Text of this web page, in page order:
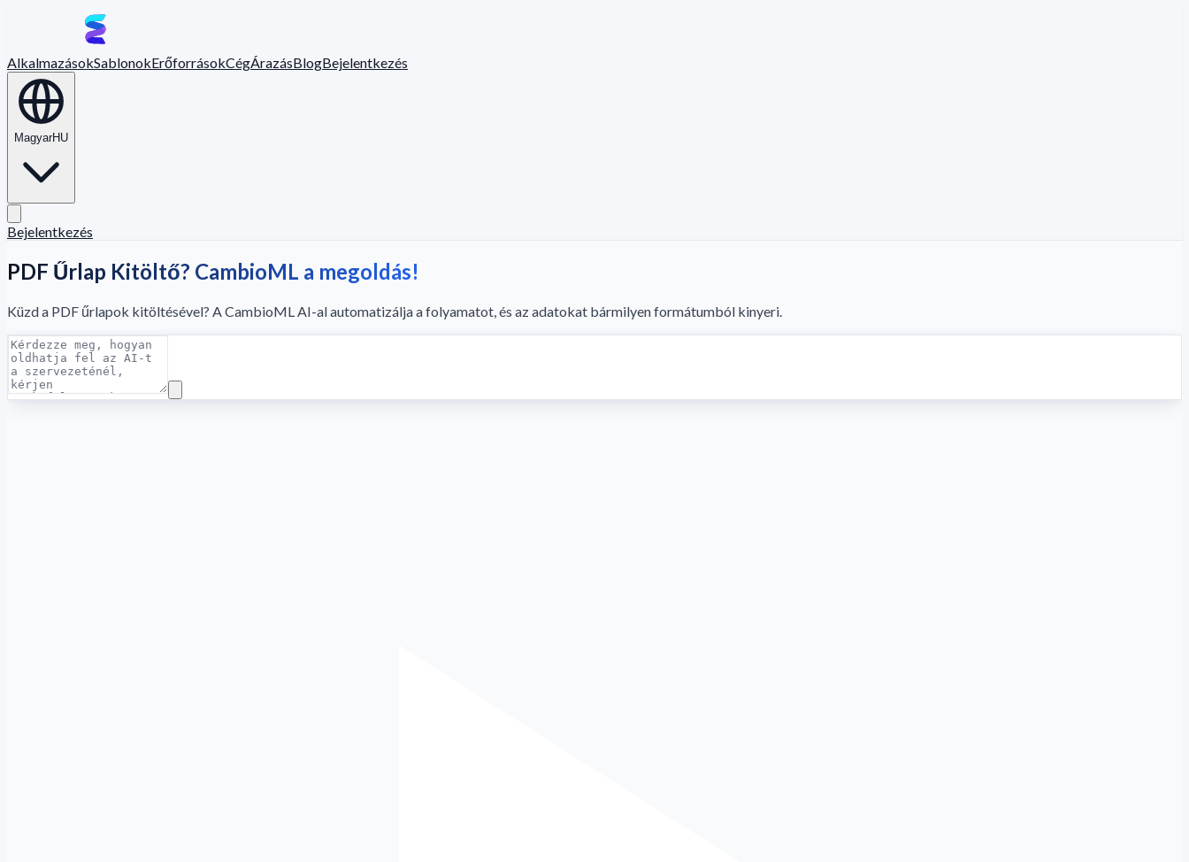
AlkalmazásokSablonokErőforrásokCégÁrazásBlogBejelentkezés
MagyarHU
Bejelentkezés
PDF Űrlap Kitöltő? CambioML a megoldás!
Küzd a PDF űrlapok kitöltésével? A CambioML AI-al automatizálja a folyamatot, és az adatokat bármilyen formátumból kinyeri.